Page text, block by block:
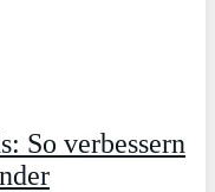
So verbessern